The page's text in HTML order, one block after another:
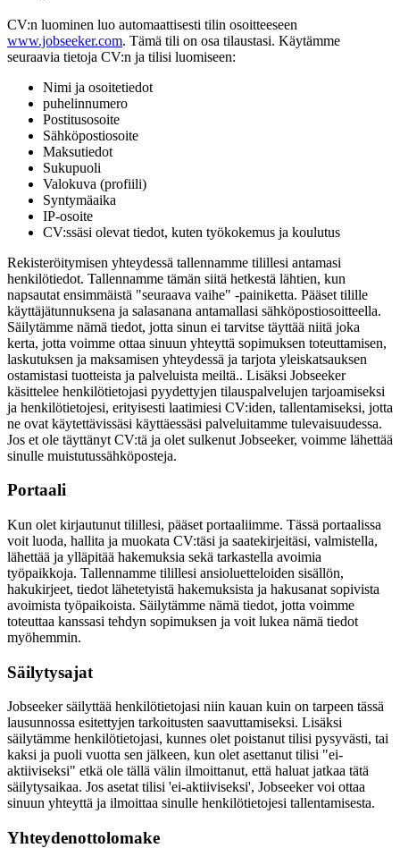
CV:n luominen luo automaattisesti tilin osoitteeseen
www.jobseeker.com. Tämä tili on osa tilaustasi. Käytämme
seuraavia tietoja CV:n ja tilisi luomiseen:
Nimi ja osoitetiedot
puhelinnumero
Postitusosoite
Sähköpostiosoite
Maksutiedot
Sukupuoli
Valokuva (profiili)
Syntymäaika
IP-osoite
CV:ssäsi olevat tiedot, kuten työkokemus ja koulutus
Rekisteröitymisen yhteydessä tallennamme tilillesi antamasi
henkilötiedot. Tallennamme tämän siitä hetkestä lähtien, kun
napsautat ensimmäistä "seuraava vaihe" -painiketta. Pääset tilille
käyttäjätunnuksena ja salasanana antamallasi sähköpostiosoitteella.
Säilytämme nämä tiedot, jotta sinun ei tarvitse täyttää niitä joka
kerta, jotta voimme ottaa sinuun yhteyttä sopimuksen toteuttamisen,
laskutuksen ja maksamisen yhteydessä ja tarjota yleiskatsauksen
ostamistasi tuotteista ja palveluista meiltä.. Lisäksi Jobseeker
käsittelee henkilötietojasi pyydettyjen tilauspalvelujen tarjoamiseksi
ja henkilötietojesi, erityisesti laatimiesi CV:iden, tallentamiseksi, jotta
ne ovat käytettävissäsi käyttäessäsi palveluitamme tulevaisuudessa.
Jos et ole täyttänyt CV:tä ja olet sulkenut Jobseeker, voimme lähettää
sinulle muistutussähköposteja.
Portaali
Kun olet kirjautunut tilillesi, pääset portaaliimme. Tässä portaalissa
voit luoda, hallita ja muokata CV:täsi ja saatekirjeitäsi, valmistella,
lähettää ja ylläpitää hakemuksia sekä tarkastella avoimia
työpaikkoja. Tallennamme tilillesi ansioluetteloiden sisällön,
hakukirjeet, tiedot lähetetyistä hakemuksista ja hakusanat sopivista
avoimista työpaikoista. Säilytämme nämä tiedot, jotta voimme
toteuttaa kanssasi tehdyn sopimuksen ja voit lukea nämä tiedot
myöhemmin.
Säilytysajat
Jobseeker säilyttää henkilötietojasi niin kauan kuin on tarpeen tässä
lausunnossa esitettyjen tarkoitusten saavuttamiseksi. Lisäksi
säilytämme henkilötietojasi, kunnes olet poistanut tilisi pysyvästi, tai
kaksi ja puoli vuotta sen jälkeen, kun olet asettanut tilisi "ei-
aktiiviseksi" etkä ole tällä välin ilmoittanut, että haluat jatkaa tätä
säilytysaikaa. Jos asetat tilisi 'ei-aktiiviseksi', Jobseeker voi ottaa
sinuun yhteyttä ja ilmoittaa sinulle henkilötietojesi tallentamisesta.
Yhteydenottolomake